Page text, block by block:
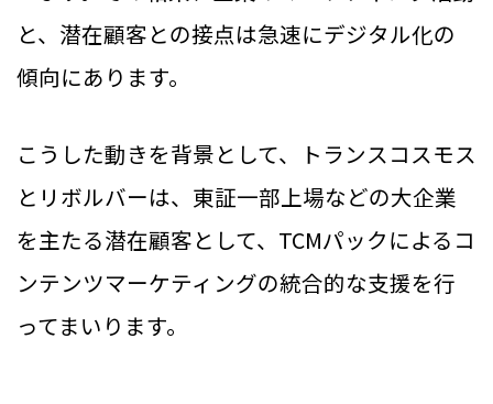
と、潜在顧客との接点は急速にデジタル化の
傾向にあります。
こうした動きを背景として、トランスコスモス
とリボルバーは、東証一部上場などの大企業
を主たる潜在顧客として、TCMパックによるコ
ンテンツマーケティングの統合的な支援を行
ってまいります。